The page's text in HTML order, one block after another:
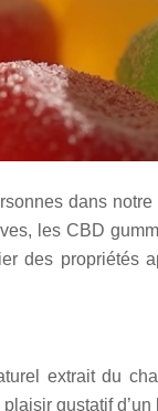
dans
les CBD
des
extrait du
gustatif